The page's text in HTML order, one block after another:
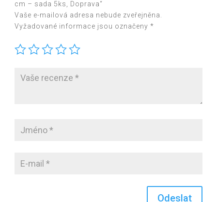
cm – sada 5ks, Doprava“
Vaše e-mailová adresa nebude zveřejněna.
Vyžadované informace jsou označeny *